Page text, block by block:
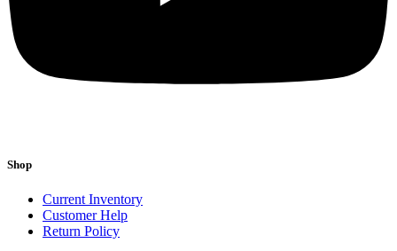
Shop
Current Inventory
Customer Help
Return Policy